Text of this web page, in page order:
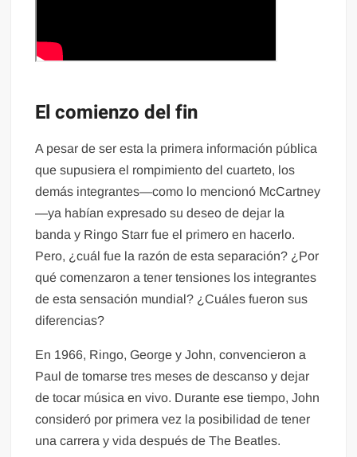
El comienzo del fin
A pesar de ser esta la primera información pública
que supusiera el rompimiento del cuarteto, los
demás integrantes—como lo mencionó McCartney
—ya habían expresado su deseo de dejar la
banda y Ringo Starr fue el primero en hacerlo.
Pero, ¿cuál fue la razón de esta separación? ¿Por
qué comenzaron a tener tensiones los integrantes
de esta sensación mundial? ¿Cuáles fueron sus
diferencias?
En 1966, Ringo, George y John, convencieron a
Paul de tomarse tres meses de descanso y dejar
de tocar música en vivo. Durante ese tiempo, John
consideró por primera vez la posibilidad de tener
una carrera y vida después de The Beatles.